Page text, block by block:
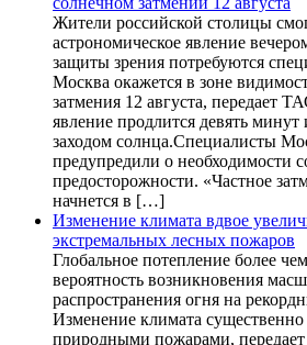
Жители российской столицы
астрономическое явление
защиты зрения потребуются
Москва окажется в зоне
затмения 12 августа, передает
явление продлится девять минут
заходом солнца.Специалисты
предупредили о необходимости
предосторожности. «Частное
начнется в […]
Изменение климата вдвое
экстремальных лесных пожаров
Глобальное потепление более
вероятность возникновения
распространения огня на
Изменение климата
природными пожарами,